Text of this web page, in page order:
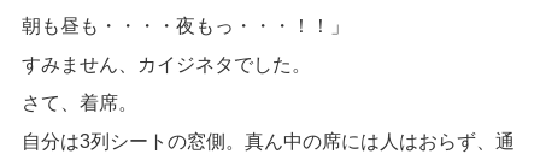
朝も昼も・・・・夜もっ・・・！！」
すみません、カイジネタでした。
さて、着席。
自分は3列シートの窓側。真ん中の席には人はおらず、通